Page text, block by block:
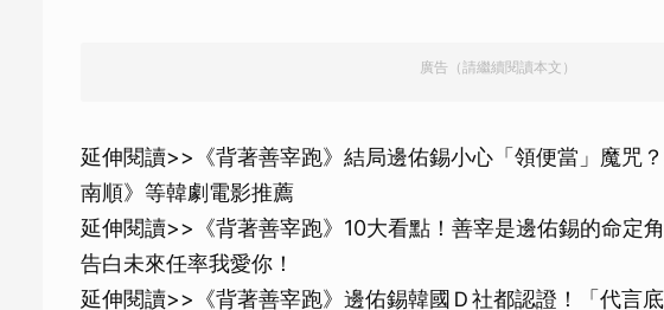
廣告（請繼續閱讀本文）
延伸閱讀>>《背著善宰跑》結局邊佑錫小心「領便當」魔咒
南順》等韓劇電影推薦
延伸閱讀>>《背著善宰跑》10大看點！善宰是邊佑錫的命定
告白未來任率我愛你！
延伸閱讀>>《背著善宰跑》邊佑錫韓國Ｄ社都認證！「代言